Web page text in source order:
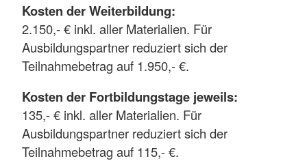
Kosten der Weiterbildung:
2.150,- € inkl. aller Materialien. Für
Ausbildungspartner reduziert sich der
Teilnahmebetrag auf 1.950,- €.
Kosten der Fortbildungstage jeweils:
135,- € inkl. aller Materialien. Für
Ausbildungspartner reduziert sich der
Teilnahmebetrag auf 115,- €.